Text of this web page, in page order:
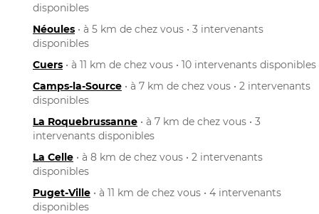
disponibles
Néoules • à 5 km de chez vous • 3 intervenants
disponibles
Cuers • à 11 km de chez vous • 10 intervenants disponibles
Camps-la-Source • à 7 km de chez vous • 2 intervenants
disponibles
La Roquebrussanne • à 7 km de chez vous • 3
intervenants disponibles
La Celle • à 8 km de chez vous • 2 intervenants
disponibles
Puget-Ville • à 11 km de chez vous • 4 intervenants
disponibles